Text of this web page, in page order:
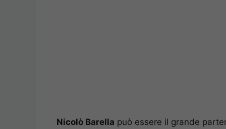
Nicolò Barella può essere il grande